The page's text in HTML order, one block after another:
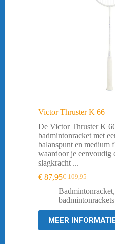
Victor Thruster K 66
De Victor Thruster K
badmintonracket met
balanspunt en medium
waardoor je eenvoudig
slagkracht ...
€109,95
Oorspronkelijke
prijs
was:
€ 87,95Huidige
prijs
is:
Badmintonracket,
badmintonrackets
MEER